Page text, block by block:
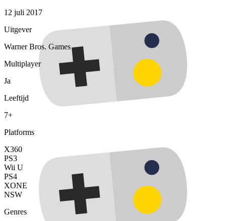
12 juli 2017
Uitgever
Warner Bros. Games
Multiplayer
Ja
Leeftijd
7+
Platforms
X360
PS3
Wii U
PS4
XONE
NSW
Genres